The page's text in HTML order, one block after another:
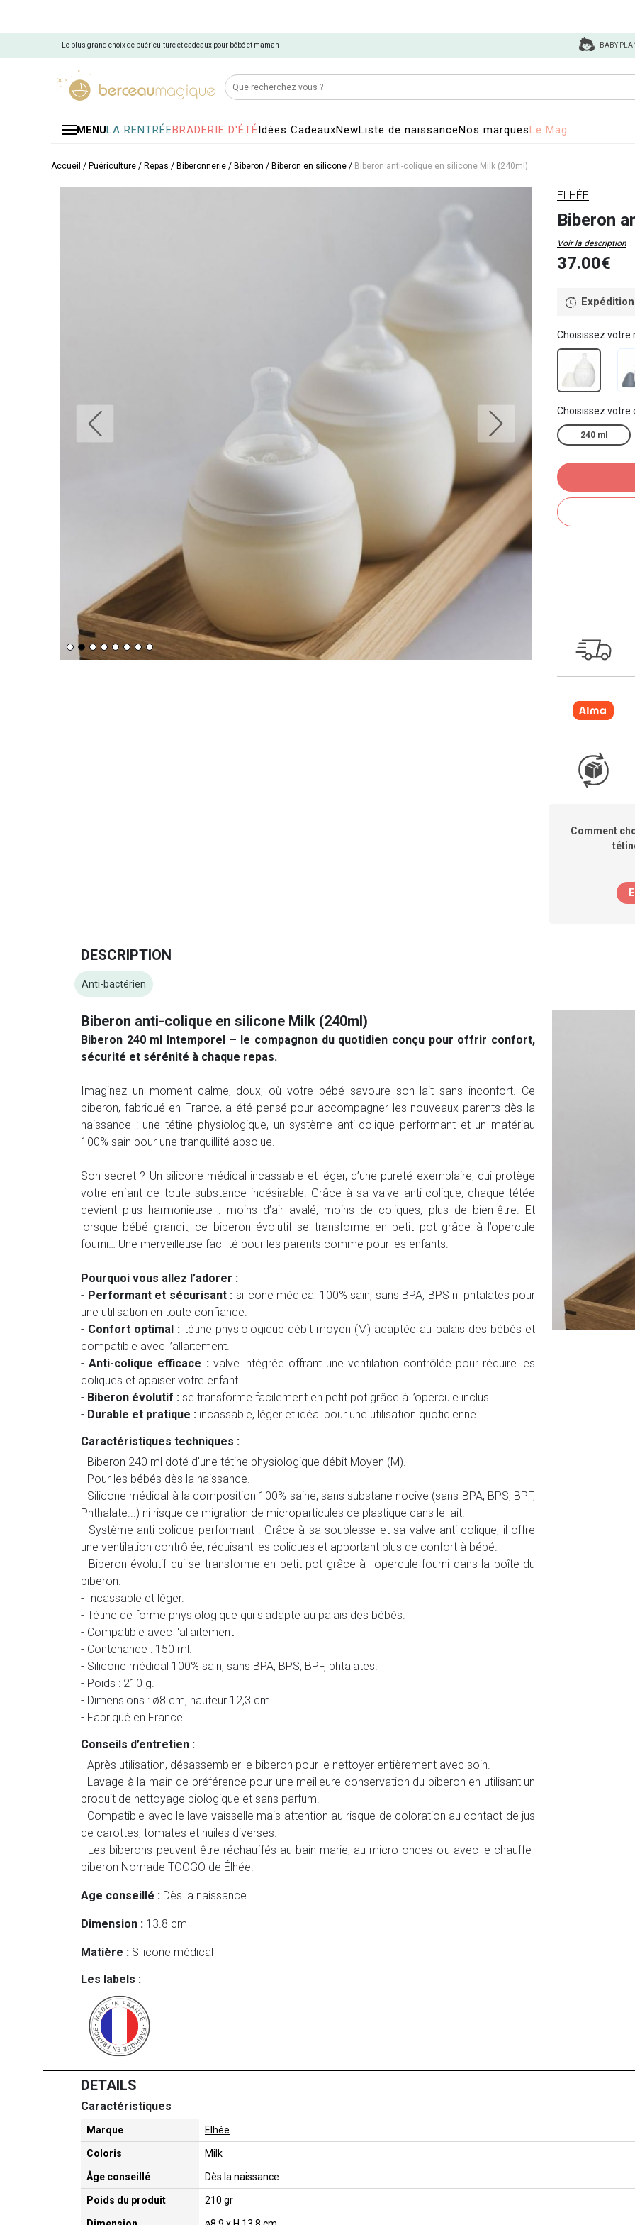
Le plus grand choix de puériculture et cadeaux pour bébé et maman BABY
MENULA RENTRÉEBRADERIE D'ÉTÉIdées CadeauxNewListe de naissanceNos marquesLe Mag
Accueil / Puériculture / Repas / Biberonnerie / Biberon / Biberon en silicone / Biberon anti-colique en silicone Milk (240ml)
ELHÉE
Biberon
Voir la description
37.00€
Choisissez votre
Choisissez votre
240 ml
Comment
DESCRIPTION
Anti-bactérien
Biberon anti-colique en silicone Milk (240ml)
Biberon 240 ml Intemporel – le compagnon du quotidien conçu pour offrir confort,
sécurité et sérénité à chaque repas.
Imaginez un moment calme, doux, où votre bébé savoure son lait sans inconfort. Ce
biberon, fabriqué en France, a été pensé pour accompagner les nouveaux parents dès la
naissance : une tétine physiologique, un système anti-colique performant et un matériau
100% sain pour une tranquillité absolue.
Son secret ? Un silicone médical incassable et léger, d’une pureté exemplaire, qui protège
votre enfant de toute substance indésirable. Grâce à sa valve anti-colique, chaque tétée
devient plus harmonieuse : moins d’air avalé, moins de coliques, plus de bien-être. Et
lorsque bébé grandit, ce biberon évolutif se transforme en petit pot grâce à l’opercule
fourni… Une merveilleuse facilité pour les parents comme pour les enfants.
Pourquoi vous allez l’adorer :
- Performant et sécurisant : silicone médical 100% sain, sans BPA, BPS ni phtalates pour
une utilisation en toute confiance.
- Confort optimal : tétine physiologique débit moyen (M) adaptée au palais des bébés et
compatible avec l’allaitement.
-Anti-colique efficace :valve intégrée offrant une ventilation contrôlée pour réduire les
coliques et apaiser votre enfant.
- Biberon évolutif : se transforme facilement en petit pot grâce à l’opercule inclus.
- Durable et pratique : incassable, léger et idéal pour une utilisation quotidienne.
Caractéristiques techniques :
- Biberon 240 ml doté d'une tétine physiologique débit Moyen (M).
- Pour les bébés dès la naissance.
- Silicone médical à la composition 100% saine, sans substane nocive (sans BPA, BPS, BPF,
Phthalate...) ni risque de migration de microparticules de plastique dans le lait.
- Système anti-colique performant : Grâce à sa souplesse et sa valve anti-colique, il offre
une ventilation contrôlée, réduisant les coliques et apportant plus de confort à bébé.
- Biberon évolutif qui se transforme en petit pot grâce à l'opercule fourni dans la boîte du
biberon.
- Incassable et léger.
- Tétine de forme physiologique qui s'adapte au palais des bébés.
- Compatible avec l'allaitement
- Contenance : 150 ml.
- Silicone médical 100% sain, sans BPA, BPS, BPF, phtalates.
- Poids : 210 g.
- Dimensions : ø8 cm, hauteur 12,3 cm.
- Fabriqué en France.
Conseils d’entretien :
- Après utilisation, désassembler le biberon pour le nettoyer entièrement avec soin.
- Lavage à la main de préférence pour une meilleure conservation du biberon en utilisant un
produit de nettoyage biologique et sans parfum.
- Compatible avec le lave-vaisselle mais attention au risque de coloration au contact de jus
de carottes, tomates et huiles diverses.
- Les biberons peuvent-être réchauffés au bain-marie, au micro-ondes ou avec le chauffe-
biberon Nomade TOOGO de Élhée.
Age conseillé : Dès la naissance
Dimension : 13.8 cm
Matière : Silicone médical
Les labels :
DETAILS
Caractéristiques
Marque Elhée
Coloris Milk
Âge conseillé Dès la naissance
Poids du produit 210 gr